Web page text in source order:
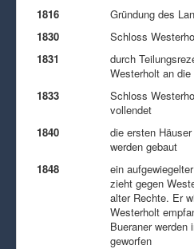
1816
Gründung des
1830
Schloss
1831
durch
Westerholt an
1833
Schloss
vollendet
1840
die ersten
werden gebaut
1848
ein
zieht gegen
alter Rechte. Er
Westerholt
Bueraner werden
geworfen